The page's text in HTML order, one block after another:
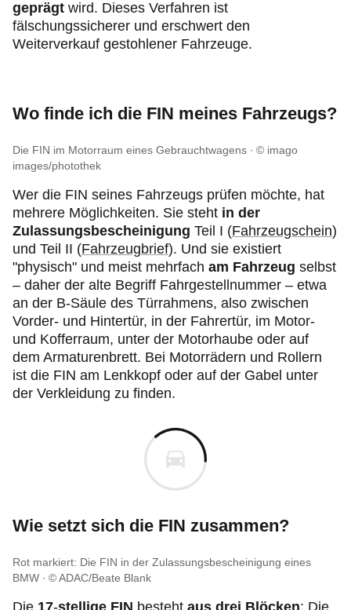
geprägt wird. Dieses Verfahren ist
fälschungssicherer und erschwert den
Weiterverkauf gestohlener Fahrzeuge.
Wo finde ich die FIN meines Fahrzeugs?
Die FIN im Motorraum eines Gebrauchtwagens
© imago
images/photothek
Wer die FIN seines Fahrzeugs prüfen möchte, hat
mehrere Möglichkeiten. Sie steht in der
Zulassungsbescheinigung Teil I (Fahrzeugschein)
und Teil II (Fahrzeugbrief). Und sie existiert
"physisch" und meist mehrfach am Fahrzeug selbst
– daher der alte Begriff Fahrgestellnummer – etwa
an der B-Säule des Türrahmens, also zwischen
Vorder- und Hintertür, in der Fahrertür, im Motor-
und Kofferraum, unter der Motorhaube oder auf
dem Armaturenbrett. Bei Motorrädern und Rollern
ist die FIN am Lenkkopf oder auf der Gabel unter
der Verkleidung zu finden.
Wie setzt sich die FIN zusammen?
Rot markiert: Die FIN in der Zulassungsbescheinigung eines
BMW
© ADAC/Beate Blank
Die 17-stellige FIN besteht aus drei Blöcken: Die